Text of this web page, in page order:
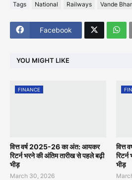
Tags National Railways Vande
Facebook
YOU MIGHT LIKE
FINANCE
वित्त वर्ष 2025-26 का अंत: आयकर
रिटर्न भरने की अंतिम तारीख से पहले बढ़ी
भीड़
March 30, 2026
भीड़